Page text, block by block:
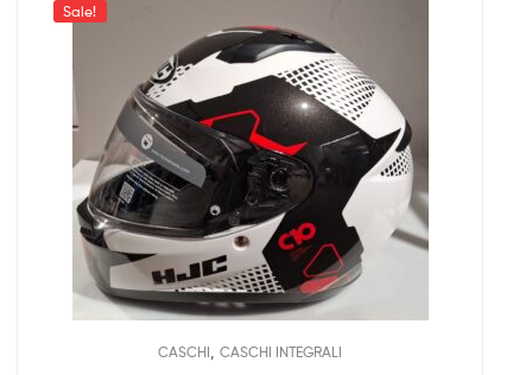
Sale!
CASCHI CASCHI INTEGRALI